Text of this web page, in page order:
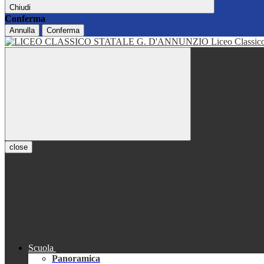
Chiudi
Conferma
Annulla Conferma
Liceo
close
Scuola
Panoramica